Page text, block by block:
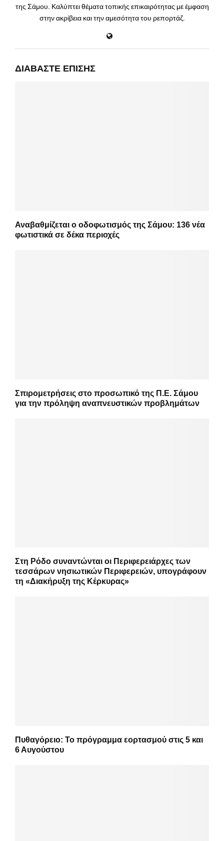
της Σάμου. Καλύπτει θέματα τοπικής επικαιρότητας με έμφαση
στην ακρίβεια και την αμεσότητα του ρεπορτάζ.
ΔΙΑΒΆΣΤΕ ΕΠΊΣΗΣ
Αναβαθμίζεται ο οδοφωτισμός της Σάμου: 136 νέα
φωτιστικά σε δέκα περιοχές
Σπιρομετρήσεις στο προσωπικό της Π.Ε. Σάμου
για την πρόληψη αναπνευστικών προβλημάτων
Στη Ρόδο συναντώνται οι Περιφερειάρχες των
τεσσάρων νησιωτικών Περιφερειών, υπογράφουν
τη «Διακήρυξη της Κέρκυρας»
Πυθαγόρειο: Το πρόγραμμα εορτασμού στις 5 και
6 Αυγούστου